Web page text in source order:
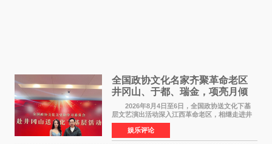
全国政协文化名家齐聚革命老区
井冈山、于都、瑞金，项亮月倾
情献唱《桃花谣》致敬红色沃土
2026年8月4日至6日，全国政协送文化下基
层文艺演出活动深入江西革命老区，相继走进井
冈山、于都长征出发地、瑞金三地。由全国政协
文化文史和学习委员会副主任、甘肃省政协原主
席欧阳坚率团，一
娱乐评论